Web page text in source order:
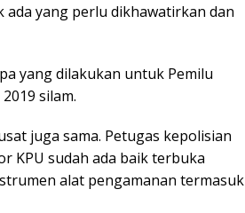
ada yang perlu dikhawatirkan dan
yang dilakukan untuk Pemilu
silam.
juga sama. Petugas kepolisian
KPU sudah ada baik terbuka
alat pengamanan termasuk